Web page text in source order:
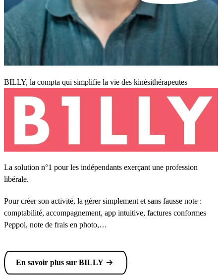
BILLY, la compta qui simplifie la vie des kinésithérapeutes
La solution n°1 pour les indépendants exerçant une profession
libérale.
Pour créer son activité, la gérer simplement et sans fausse note :
comptabilité, accompagnement, app intuitive, factures conformes
Peppol, note de frais en photo,…
En savoir plus sur BILLY